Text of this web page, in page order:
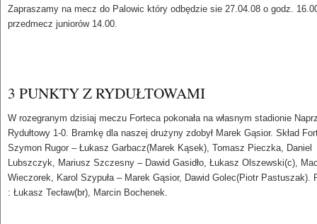
Zapraszamy na mecz do Palowic który odbędzie sie 27.04.08 o godz.
przedmecz juniorów 14.00.
3 PUNKTY Z RYDUŁTOWAMI
W rozegranym dzisiaj meczu Forteca pokonała na własnym stadionie
Rydułtowy 1-0. Bramkę dla naszej drużyny zdobył Marek Gąsior. Skład
Szymon Rugor – Łukasz Garbacz(Marek Kąsek), Tomasz Pieczka, Daniel
Lubszczyk, Mariusz Szczesny – Dawid Gasidło, Łukasz Olszewski(c),
Wieczorek, Karol Szypuła – Marek Gąsior, Dawid Golec(Piotr Pastuszak).
: Łukasz Tecław(br), Marcin Bochenek.